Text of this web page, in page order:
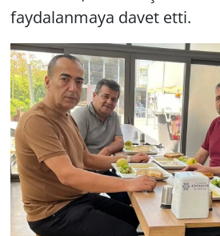
faydalanmaya davet etti.